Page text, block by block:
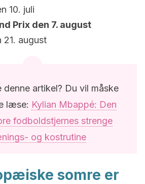
10. juli
Prix den 7. august
21. august
denne artikel? Du vil måske
læse: Kylian Mbappé: Den
fodboldstjernes strenge
og kostrutine
somre er